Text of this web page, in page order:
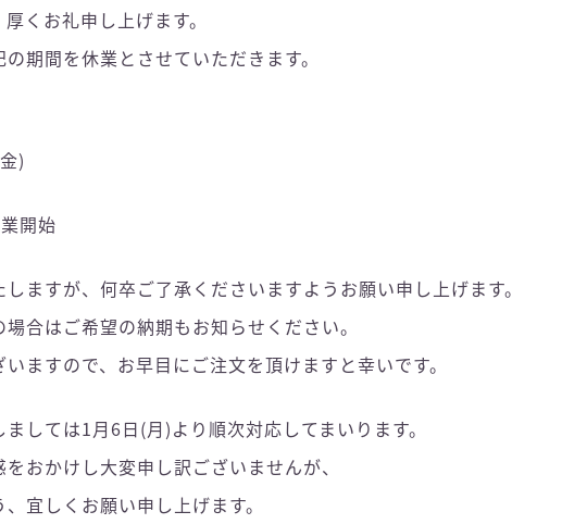
くお礼申し上げます。
期間を休業とさせていただきます。
)
開始
ますが、何卒ご了承くださいますようお願い申し上げます。
合はご希望の納期もお知らせください。
ますので、お早目にご注文を頂けますと幸いです。
しては1月6日(月)より順次対応してまいります。
おかけし大変申し訳ございませんが、
宜しくお願い申し上げます。